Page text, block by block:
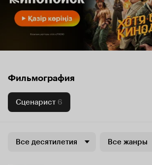
Фильмография
Сценарист 6
Все десятилетия Все жанры